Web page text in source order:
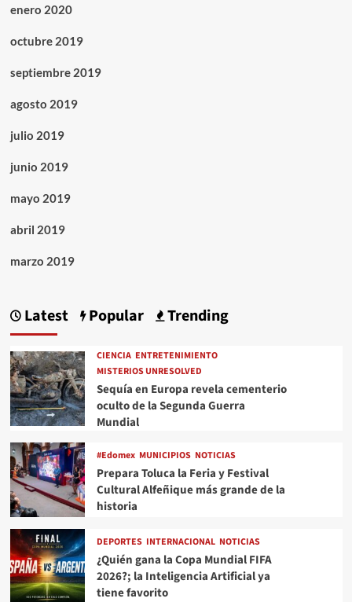
enero 2020
octubre 2019
septiembre 2019
agosto 2019
julio 2019
junio 2019
mayo 2019
abril 2019
marzo 2019
Latest Popular Trending
CIENCIA ENTRETENIMIENTO
MISTERIOS UNRESOLVED
Sequía en Europa revela cementerio
oculto de la Segunda Guerra
Mundial
#Edomex MUNICIPIOS NOTICIAS
Prepara Toluca la Feria y Festival
Cultural Alfeñique más grande de la
historia
DEPORTES INTERNACIONAL NOTICIAS
¿Quién gana la Copa Mundial FIFA
2026?; la Inteligencia Artificial ya
tiene favorito